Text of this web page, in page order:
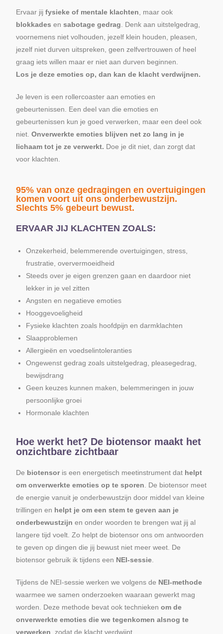
Ervaar jijfysieke of mentale klachten , maar ook
blokkades ensabotage gedrag . Denk aan uitstelgedrag,
voornemens niet volhouden, jezelf klein houden, pleasen,
jezelf niet durven uitspreken, geen zelfvertrouwen of heel
graag iets willen maar er niet aan durven beginnen.
Los je deze emoties op, dan kan de klacht verdwijnen.
Je leven is een rollercoaster aan emoties en
gebeurtenissen. Een deel van die emoties en
gebeurtenissen kun je goed verwerken, maar een deel ook
niet.Onverwerkte emoties blijven net zo lang in je
lichaam tot je ze verwerkt. Doe je dit niet, dan zorgt dat
voor klachten.
95% van onze gedragingen en overtuigingen
komen voort uit ons onderbewustzijn.
Slechts 5% gebeurt bewust.
ERVAAR JIJ KLACHTEN ZOALS:
Onzekerheid, belemmerende overtuigingen, stress,
frustratie, oververmoeidheid
Steeds over je eigen grenzen gaan en daardoor niet
lekker in je vel zitten
Angsten en negatieve emoties
Hooggevoeligheid
Fysieke klachten zoals hoofdpijn en darmklachten
Slaapproblemen
Allergieën en voedselintoleranties
Ongewenst gedrag zoals uitstelgedrag, pleasegedrag,
bewijsdrang
Geen keuzes kunnen maken, belemmeringen in jouw
persoonlijke groei
Hormonale klachten
Hoe werkt het? De biotensor maakt het
onzichtbare zichtbaar
De biotensoris een energetisch meetinstrument dat helpt
om onverwerkte emoties op te sporen . De biotensor meet
de energie vanuit je onderbewustzijn door middel van kleine
trillingen en helpt je om een stem te geven aan je
onderbewustzijn en onder woorden te brengen wat jij al
langere tijd voelt. Zo helpt de biotensor ons om antwoorden
te geven op dingen die jij bewust niet meer weet. De
biotensor gebruik ik tijdens een NEI-sessie
Tijdens de NEI-sessie werken we volgens de NEI-methode
waarmee we samen onderzoeken waaraan gewerkt mag
worden. Deze methode bevat ook techniekenom de
onverwerkte emoties die we tegenkomen alsnog te
verwerken , zodat de klacht verdwijnt.